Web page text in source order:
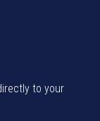
to your